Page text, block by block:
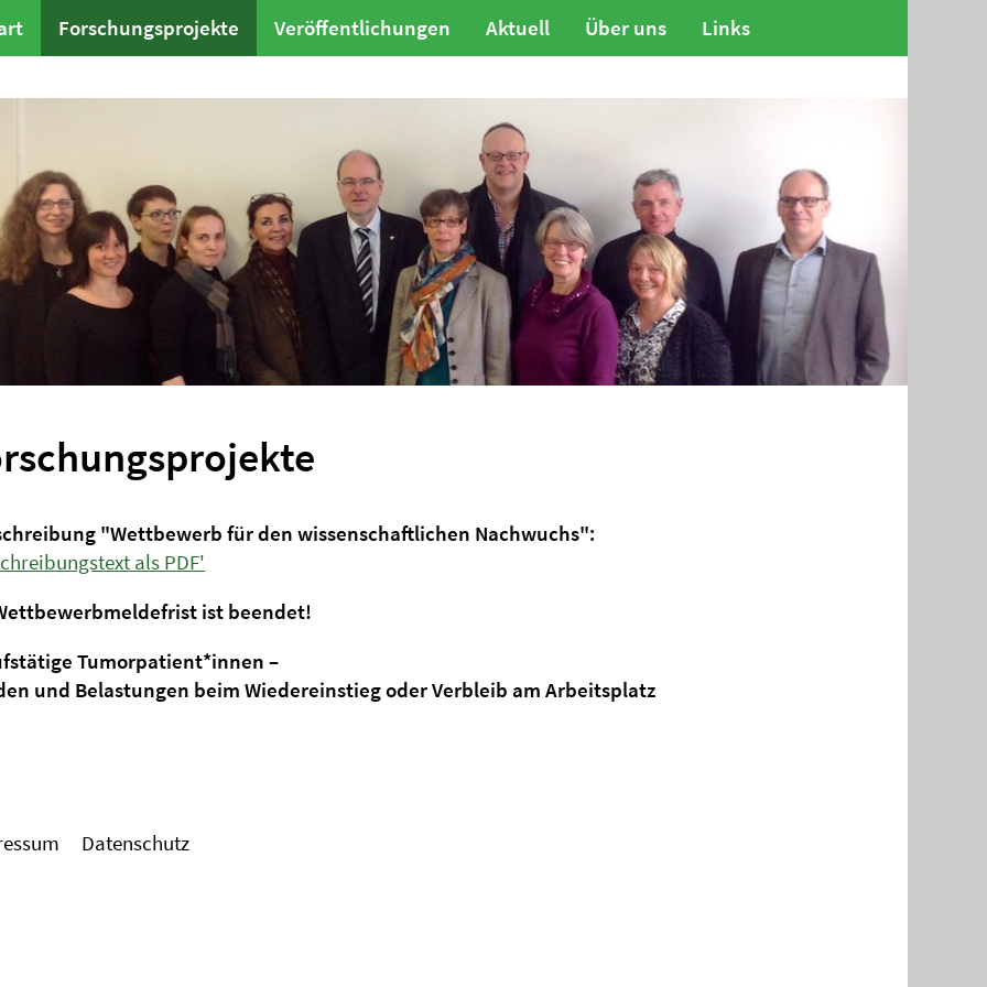
Forschungsprojekte Veröffentlichungen Aktuell Über uns Links
"Wettbewerb für den wissenschaftlichen Nachwuchs":
als PDF'
ist beendet!
Tumorpatient*innen –
und Belastungen beim Wiedereinstieg oder Verbleib am Arbeitsplatz
Datenschutz